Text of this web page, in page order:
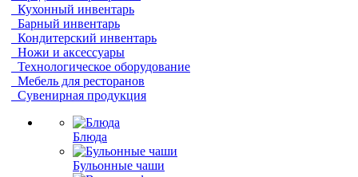
Кухонный инвентарь
Барный инвентарь
Кондитерский инвентарь
Ножи и аксессуары
Технологическое оборудование
Мебель для ресторанов
Сувенирная продукция
Блюда
Бульонные чаши